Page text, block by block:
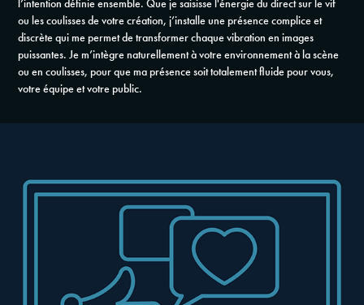
l’intention définie ensemble. Que je saisisse l'énergie du direct sur le vif
ou les coulisses de votre création, j’installe une présence complice et
discrète qui me permet de transformer chaque vibration en images
puissantes. Je m’intègre naturellement à votre environnement à la scène
ou en coulisses, pour que ma présence soit totalement fluide pour vous,
votre équipe et votre public.